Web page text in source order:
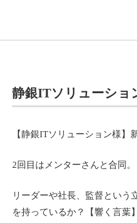
静銀ITソリューシ
【静銀ITソリューション様】
2回目はメンターさんと合同。
リーダーや社長、監督という
を持っているか？【響く言葉